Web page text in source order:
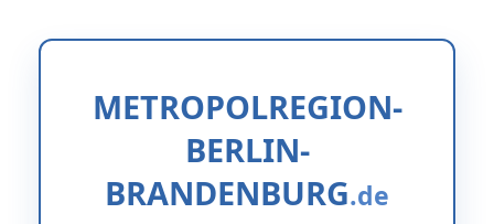
METROPOLREGION-
BERLIN-
BRANDENBURG